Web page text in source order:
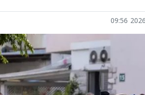
2026-